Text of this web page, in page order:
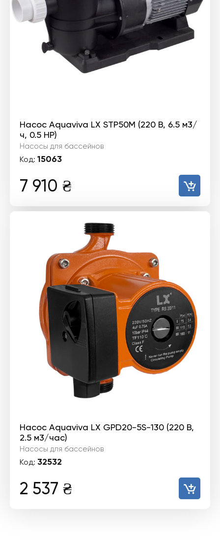
Насос Aquaviva LX STP50M (220 В, 6.5 м3/
ч, 0.5 HP)
Насосы для бассейнов
Код: 15063
7 910 ₴
Насос Aquaviva LX GPD20-5S-130 (220 В,
2.5 м3/час)
Насосы для бассейнов
Код: 32532
2 537 ₴